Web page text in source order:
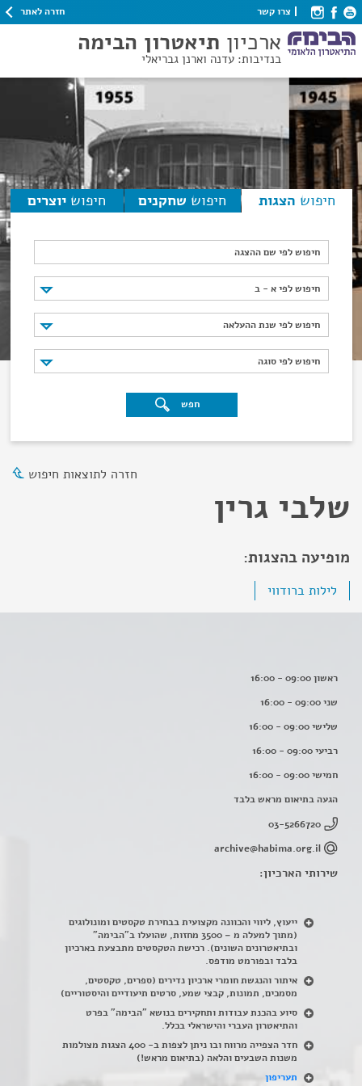
צרו קשר חזרה לאתר
ארכיון תיאטרון הבימה
בנדיבות: עדנה וארנן גבריאלי
חיפוש הצגות חיפוש שחקנים חיפוש יוצרים
חיפוש לפי שם ההצגה
חיפוש לפי א - ב
חיפוש לפי א - ב
חיפוש לפי שנת ההעלאה
חיפוש לפי שנת ההעלאה
חיפוש לפי סוגה
חיפוש לפי סוגה
חפש
חזרה לתוצאות חיפוש
שלבי גרין
מופיעה בהצגות:
לילות ברודווי
ראשון 09:00 - 16:00
שני 09:00 - 16:00
שלישי 09:00 - 16:00
רביעי 09:00 - 16:00
חמישי 09:00 - 16:00
הגעה בתיאום מראש בלבד
03-5266720
archive@habima.org.il
שירותי הארכיון:
ייעוץ, ליווי והכוונה מקצועית בבחירת טקסטים ומונולוגים
(מתוך למעלה מ – 3500 מחזות, שהועלו ב"הבימה"
ובתיאטרונים השונים). רכישת הטקסטים מתבצעת בארכיון
בלבד ובפורמט מודפס.
איתור והנגשת חומרי ארכיון נדירים (ספרים, טקסטים,
מסמכים, תמונות, קבצי שמע, סרטים תיעודיים והיסטוריים)
סיוע בהכנת עבודות ותחקירים בנושא "הבימה" בפרט
והתיאטרון העברי והישראלי בכלל.
חדר הצפייה מרווח ובו ניתן לצפות ב- 400 הצגות מצולמות
משנות השבעים והלאה (בתיאום מראש!)
תעריפון